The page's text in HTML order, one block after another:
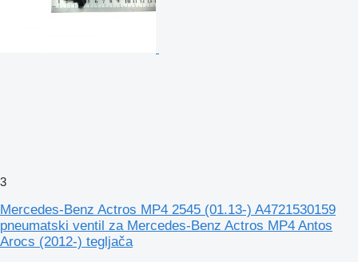
3
Mercedes-Benz Actros MP4 2545 (01.13-) A4721530159
pneumatski ventil za Mercedes-Benz Actros MP4 Antos
Arocs (2012-) tegljača